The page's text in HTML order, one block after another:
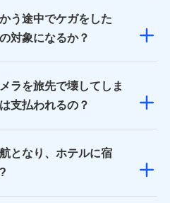
う途中でケガをした
対象になるか？
ラを旅先で壊してしま
支払われるの？
となり、ホテルに宿